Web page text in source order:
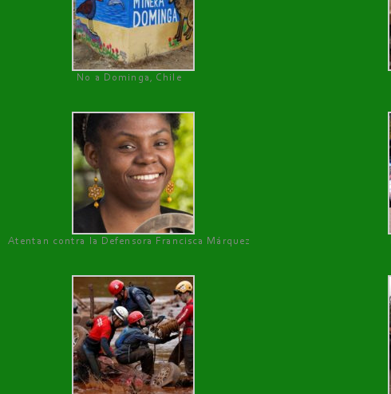
No a Dominga, Chile
Atentan contra la Defensora Francisca Márquez